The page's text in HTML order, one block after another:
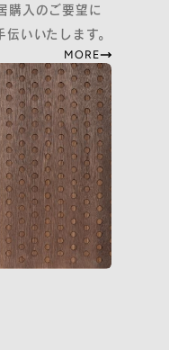
部送信について
約
購入のご要望に
いいたします。
MORE